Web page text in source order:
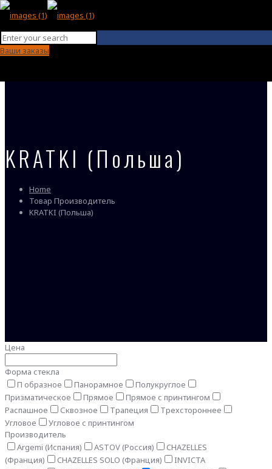
Ваши заказы
KRATKI (Польша)
Home
Товар Производитель
KRATKI (Польша)
Цена
Форма стекла
П образное
Панорамное
Полукруглое
Призматическое
Прямое
Прямое с принтингом
Распашное
Сквозное Трапеция
Трехстороннее
Угловое
Угловое с принтингом
Производитель
Argemi (Испания)
ASTOV (Россия)
CHAZELLES
(Франция)
CHAZELLES SOLO (Франция)
INVICTA